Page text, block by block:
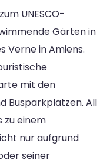
UNESCO-
Gärten in
Verne in Amiens.
mit den
Busparkplätzen. All
zu einem
nur aufgrund
seiner